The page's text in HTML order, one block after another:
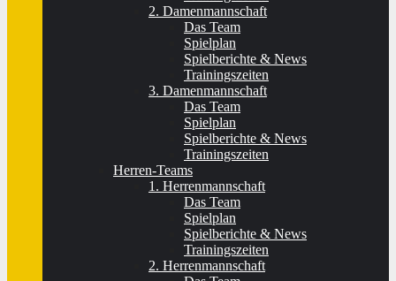
2. Damenmannschaft
Das Team
Spielplan
Spielberichte & News
Trainingszeiten
3. Damenmannschaft
Das Team
Spielplan
Spielberichte & News
Trainingszeiten
Herren-Teams
1. Herrenmannschaft
Das Team
Spielplan
Spielberichte & News
Trainingszeiten
2. Herrenmannschaft